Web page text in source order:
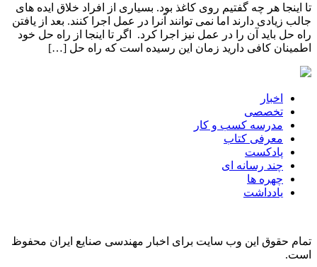
تا اینجا هر چه گفتیم روی کاغذ بود. بسیاری از افراد خلاق ایده های
جالب زیادی دارند اما نمی توانند آنرا در عمل اجرا کنند. بعد از یافتن
راه حل باید آن را در عمل نیز اجرا کرد. اگر تا اینجا از راه حل خود
اطمینان کافی دارید زمان این رسیده است که راه حل […]
اخبار
تخصصی
مدرسه کسب و کار
معرفی کتاب
پادکست
چند رسانه ای
چهره ها
یادداشت
تمام حقوق این وب سایت برای اخبار مهندسی صنایع ایران محفوظ
است.